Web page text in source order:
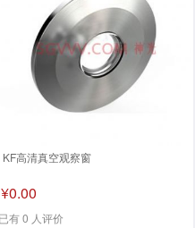
KF高清真空观察窗
¥0.00
已有 0 人评价